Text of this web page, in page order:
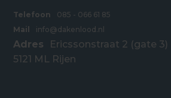
Telefoon
085 - 066 61 85
Mail
info@dakenlood.nl
Adres
Ericssonstraat 2 (gate 3)
5121 ML Rijen